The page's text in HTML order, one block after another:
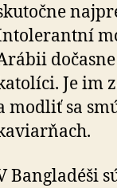
Je im
modliť sa
Bangladéši